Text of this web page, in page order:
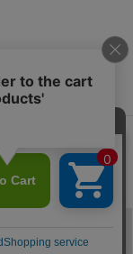
閲覧履歴
を固く禁じます。